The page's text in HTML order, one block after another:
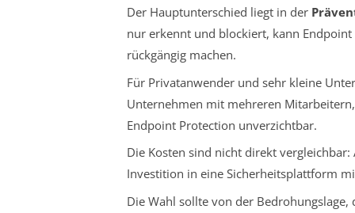
Der Hauptunterschied liegt in der
nur erkennt und blockiert, kann
rückgängig machen.
Für Privatanwender und sehr kleine
Unternehmen mit mehreren
Endpoint Protection unverzichtbar.
Die Kosten sind nicht direkt
Investition in eine Sicherheitsplattform
Die Wahl sollte von der